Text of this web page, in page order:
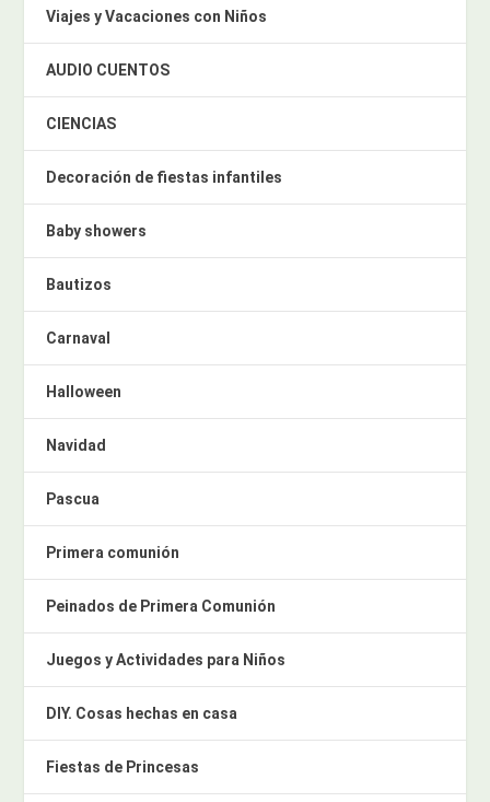
Viajes y Vacaciones con Niños
AUDIO CUENTOS
CIENCIAS
Decoración de fiestas infantiles
Baby showers
Bautizos
Carnaval
Halloween
Navidad
Pascua
Primera comunión
Peinados de Primera Comunión
Juegos y Actividades para Niños
DIY. Cosas hechas en casa
Fiestas de Princesas